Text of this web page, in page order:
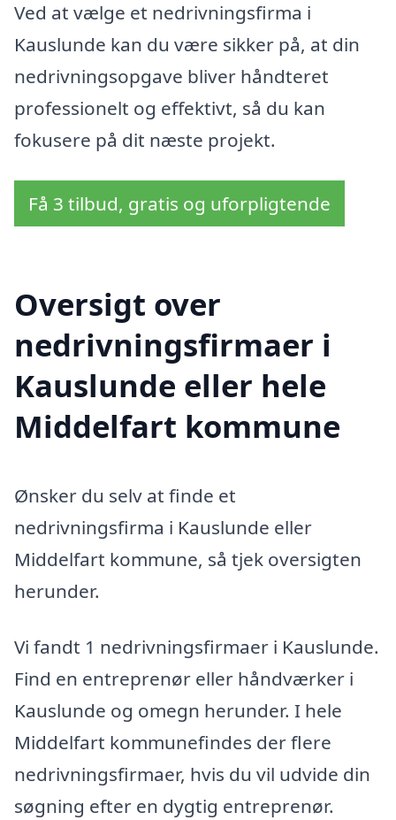
Ved at vælge et nedrivningsfirma i
Kauslunde kan du være sikker på, at din
nedrivningsopgave bliver håndteret
professionelt og effektivt, så du kan
fokusere på dit næste projekt.
Få 3 tilbud, gratis og uforpligtende
Oversigt over
nedrivningsfirmaer i
Kauslunde eller hele
Middelfart kommune
Ønsker du selv at finde et
nedrivningsfirma i Kauslunde eller
Middelfart kommune, så tjek oversigten
herunder.
Vi fandt 1 nedrivningsfirmaer i Kauslunde.
Find en entreprenør eller håndværker i
Kauslunde og omegn herunder. I hele
Middelfart kommunefindes der flere
nedrivningsfirmaer, hvis du vil udvide din
søgning efter en dygtig entreprenør.